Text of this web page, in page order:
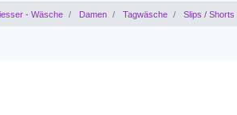
- Wäsche Damen Tagwäsche Slips / Shorts